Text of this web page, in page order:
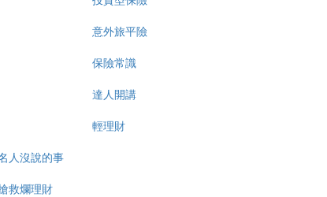
意外旅平險
保險常識
達人開講
輕理財
人沒說的事
救爛理財